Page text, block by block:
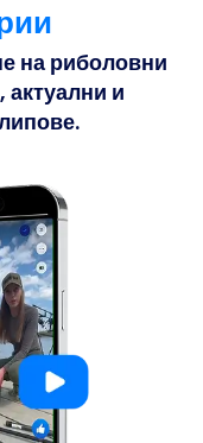
на риболовни
и